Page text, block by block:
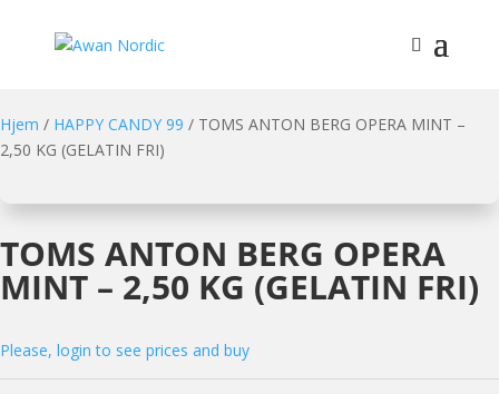
Hjem / HAPPY CANDY 99 / TOMS ANTON BERG OPERA MINT –
2,50 KG (GELATIN FRI)
TOMS ANTON BERG OPERA
MINT – 2,50 KG (GELATIN FRI)
Please, login to see prices and buy